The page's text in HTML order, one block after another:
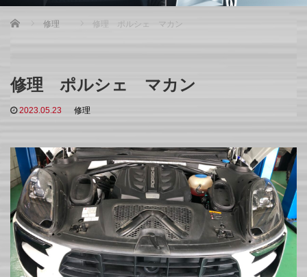
Home 修理 修理 ポルシェ マカン
修理 ポルシェ マカン
2023.05.23 修理